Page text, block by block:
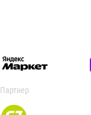
Партнер